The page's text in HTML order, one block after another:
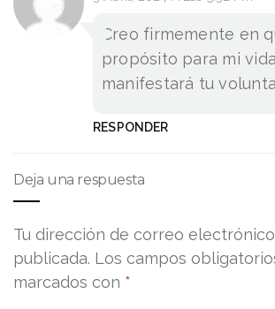
Creo firmemente en
propósito para mi
manifestará tu
RESPONDER
Deja una respuesta
Tu dirección de correo
publicada. Los campos
marcados con *